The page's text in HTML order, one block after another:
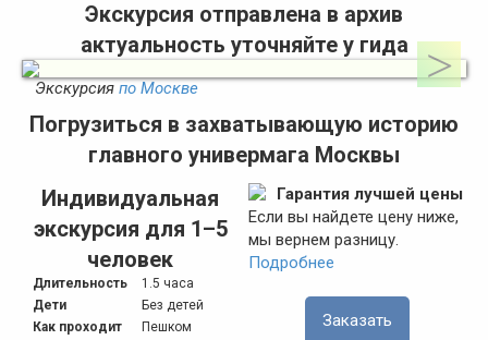
Экскурсия отправлена в архив
актуальность уточняйте у гида
Экскурсияпо Москве
Погрузиться в захватывающую историю
главного универмага Москвы
Индивидуальная
экскурсия для 1–5
человек
Длительность
1.5 часа
Дети
Без детей
Как проходит
Пешком
Гарантия лучшей цены
Если вы найдете цену ниже,
мы вернем разницу.
Подробнее
Заказать